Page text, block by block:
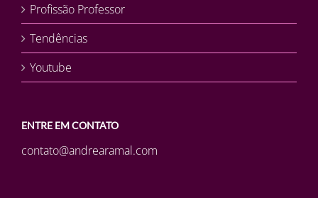
Profissão Professor
Tendências
Youtube
ENTRE EM CONTATO
contato@andrearamal.com